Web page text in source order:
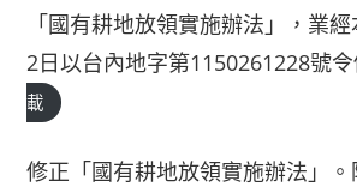
「國有耕地放領實施辦法」，業
2日以台內地字第1150261228號
載
修正「國有耕地放領實施辦法」